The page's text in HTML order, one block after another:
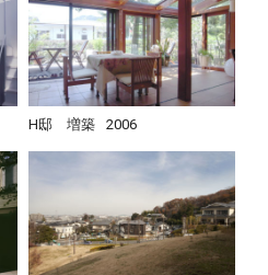
H邸 増築 2006